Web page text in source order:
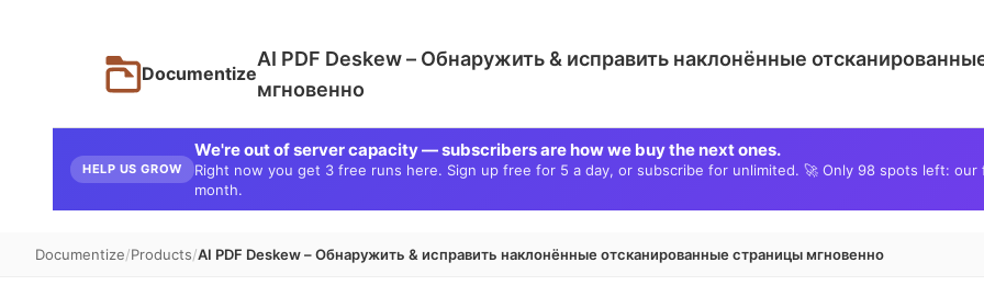
Documentize
AI PDF Deskew – Обнаружить & исправить наклонённые
мгновенно
HELP US GROW
We're out of server capacity — subscribers are how we buy the next ones.
Right now you get 3 free runs here. Sign up free for 5 a day, or subscribe for unlimited. 🚀 Only 98 spots left:
month.
Documentize Products AI PDF Deskew – Обнаружить & исправить наклонённые отсканированные страницы мгновенно